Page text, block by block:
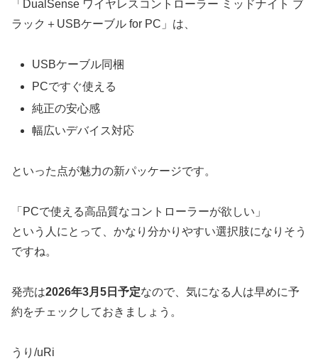
「DualSense ワイヤレスコントローラー ミッドナイト ブ
ラック＋USBケーブル for PC」は、
USBケーブル同梱
PCですぐ使える
純正の安心感
幅広いデバイス対応
といった点が魅力の新パッケージです。
「PCで使える高品質なコントローラーが欲しい」
という人にとって、かなり分かりやすい選択肢になりそう
ですね。
発売は2026年3月5日予定なので、気になる人は早めに予
約をチェックしておきましょう。
うり/uRi